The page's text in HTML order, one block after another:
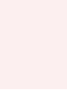
News』